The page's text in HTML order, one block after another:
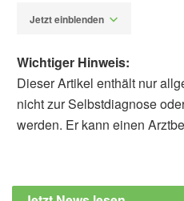
Jetzt einblenden
Wichtiger Hinweis:
Dieser Artikel enthält nur
nicht zur Selbstdiagnose
werden. Er kann einen